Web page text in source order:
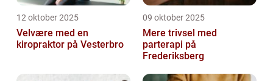
12 oktober 2025
Velvære med en
kiropraktor på Vesterbro
09 oktober 2025
Mere trivsel med
parterapi på
Frederiksberg